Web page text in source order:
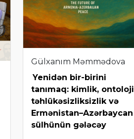
Gülxanım Məmmədova
Yenidən bir-birini
tanımaq: kimlik, ontoloji
təhlükəsizliksizlik və
Ermənistan–Azərbaycan
sülhünün gələcəy